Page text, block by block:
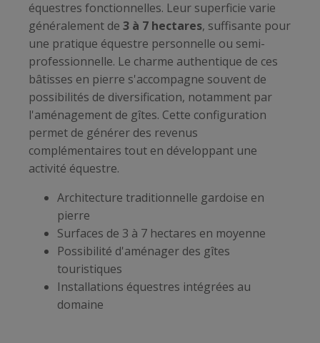
équestres fonctionnelles. Leur superficie varie
généralement de 3 à 7 hectares, suffisante pour
une pratique équestre personnelle ou semi-
professionnelle. Le charme authentique de ces
bâtisses en pierre s'accompagne souvent de
possibilités de diversification, notamment par
l'aménagement de gîtes. Cette configuration
permet de générer des revenus
complémentaires tout en développant une
activité équestre.
Architecture traditionnelle gardoise en
pierre
Surfaces de 3 à 7 hectares en moyenne
Possibilité d'aménager des gîtes
touristiques
Installations équestres intégrées au
domaine